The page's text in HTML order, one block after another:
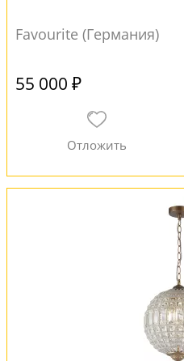
Favourite (Германия)
55 000 ₽